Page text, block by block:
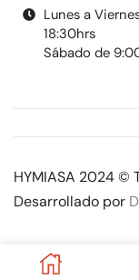
Lunes a
18:30hrs
Sábado de
HYMIASA 2024 ©
Desarrollado por